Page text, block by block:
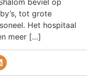
beviel op
tot grote
Het hospitaal
meer […]